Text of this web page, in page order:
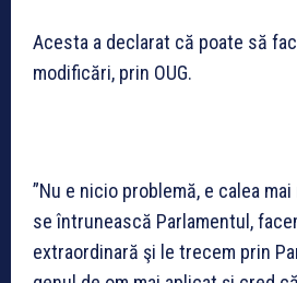
Acesta a declarat că poate să
modificări, prin OUG.
”Nu e nicio problemă, e calea
se întrunească Parlamentul,
extraordinară şi le trecem prin